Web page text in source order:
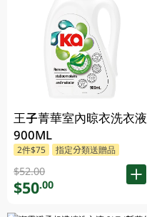
王子菁華室內晾衣洗衣液
900ML
2件$75 指定分類送贈品
$52.00
$50.00